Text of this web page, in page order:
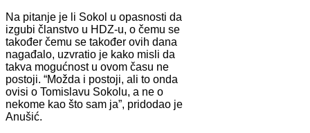
Na pitanje je li Sokol u opasnosti da
izgubi članstvo u HDZ-u, o čemu se
također čemu se također ovih dana
nagađalo, uzvratio je kako misli da
takva mogućnost u ovom času ne
postoji. “Možda i postoji, ali to onda
ovisi o Tomislavu Sokolu, a ne o
nekome kao što sam ja”, pridodao je
Anušić.